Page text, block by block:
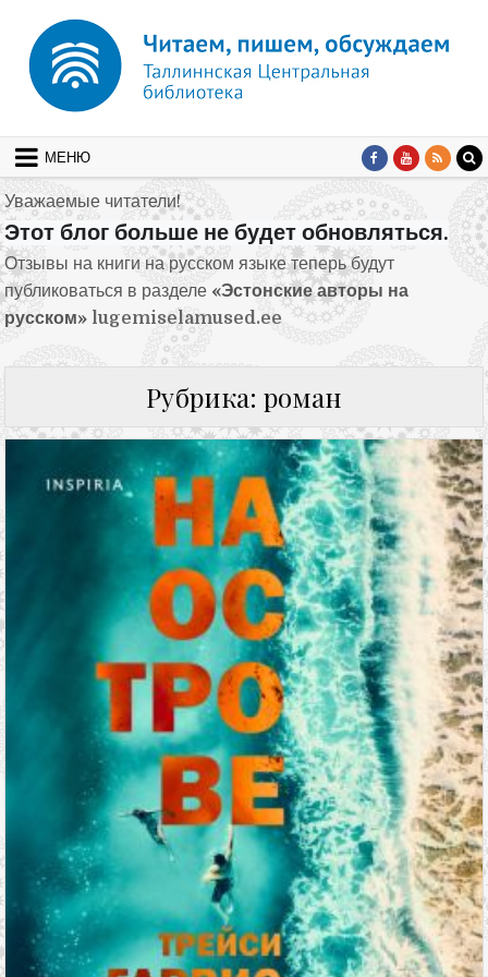
МЕНЮ
Уважаемые читатели!
Этот блог больше не будет обновляться.
Отзывы на книги на русском языке теперь будут
публиковаться в разделе «Эстонские авторы на
русском» lugemiselamused.ee
Рубрика: роман